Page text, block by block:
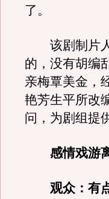
了。
该剧制片人
的，没有胡编
亲梅覃美金，
艳芳生平所改
问，为剧组提
感情戏游
观众：有